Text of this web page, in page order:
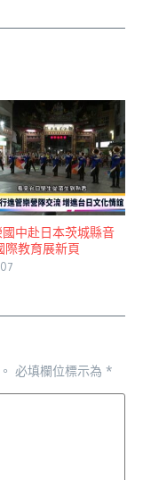
中赴日本茨城縣音
際教育展新頁
必填欄位標示為 *